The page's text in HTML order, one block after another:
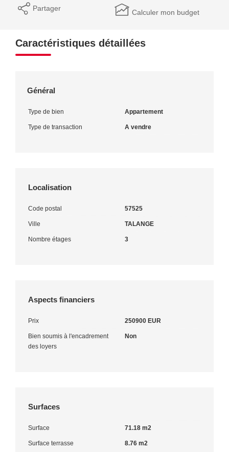
Partager Calculer mon budget
Caractéristiques détaillées
Général
Type de bien Appartement
Type de transaction A vendre
Localisation
Code postal 57525
Ville TALANGE
Nombre étages 3
Aspects financiers
Prix 250900 EUR
Bien soumis à l'encadrement
des loyers
Non
Surfaces
Surface 71.18 m2
Surface terrasse 8.76 m2